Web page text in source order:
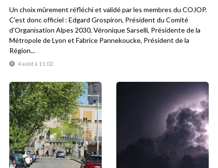
4 août à 11:02
Un choix mûrement réfléchi et validé par les membres du COJOP.
C'est donc officiel : Edgard Grospiron, Président du Comité
d'Organisation Alpes 2030, Véronique Sarselli, Présidente de la
Métropole de Lyon et Fabrice Pannekoucke, Président de la
Région...